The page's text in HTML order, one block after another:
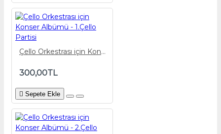
Çello Orkestrası için Konser Albümü - 1.Çello Partisi
300,00TL
Sepete Ekle